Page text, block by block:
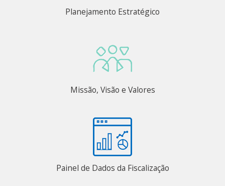
Planejamento Estratégico
Missão, Visão e Valores
Painel de Dados da Fiscalização